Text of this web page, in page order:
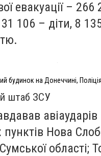
евакуації – 266
106 – діти, 8
будинок на Донеччині,
штаб ЗСУ
пунктів Нова
області;